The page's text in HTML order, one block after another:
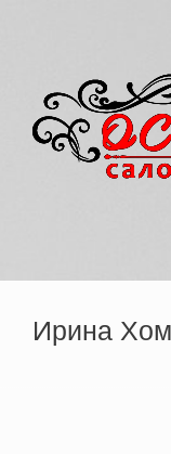
Ирина